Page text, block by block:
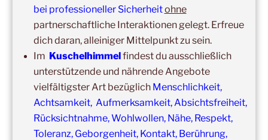
Update:
UnsereGruppenveranstaltungen sind ohneEinschränkungen
in unseren Veranstaltungsräumen möglich!
Was schon immer galt und weiter gilt:Fühlst du dich krank
und/oder hast Erkältungssymptome, dann verzichte bitte
vorübergehend auf die Teilnahme.
bei professioneller Sicherheitohne
partnerschaftliche Interaktionen gelegt. Erfreue
dich daran, alleiniger Mittelpunkt zu sein.
Im Kuschelhimmelfindest du ausschließlich
unterstützende und nährende Angebote
vielfältigster Art bezüglich Menschlichkeit,
Achtsamkeit, Aufmerksamkeit, Absichtsfreiheit,
Rücksichtnahme, Wohlwollen, Nähe, Respekt,
Toleranz, Geborgenheit, Kontakt, Berührung,